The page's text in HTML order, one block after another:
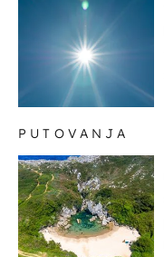
PUTOVANJA